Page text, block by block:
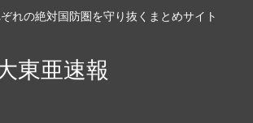
れの絶対国防圏を守り抜くまとめサイト
東亜速報